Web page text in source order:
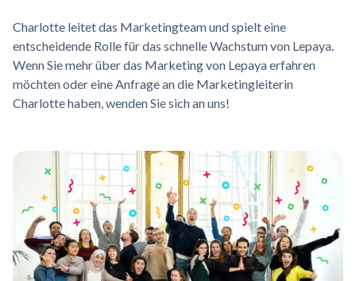
Charlotte leitet das Marketingteam und spielt eine
entscheidende Rolle für das schnelle Wachstum von Lepaya.
Wenn Sie mehr über das Marketing von Lepaya erfahren
möchten oder eine Anfrage an die Marketingleiterin
Charlotte haben, wenden Sie sich an uns!